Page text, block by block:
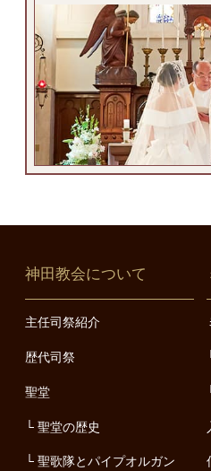
神田教会について
主任司祭紹介
歴代司祭
聖堂
聖堂の歴史
聖歌隊とパイプオルガン